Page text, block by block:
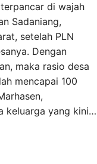
di wajah
Sadaniang,
setelah PLN
Dengan
maka rasio desa
mencapai 100
keluarga yang kini…